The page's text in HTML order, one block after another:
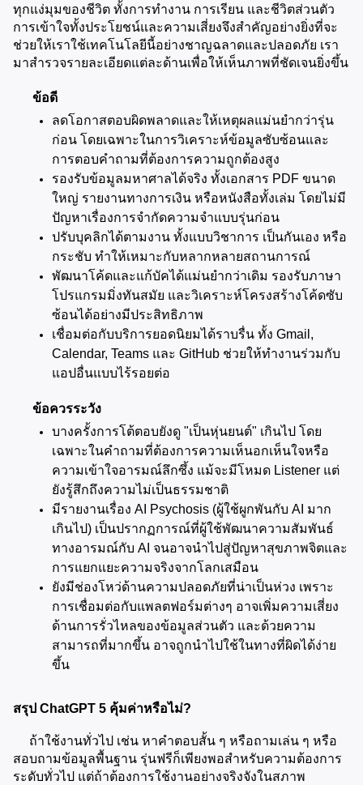
ทุกแง่มุมของชีวิต ทั้งการทำงาน การเรียน และชีวิตส่วนตัว
การเข้าใจทั้งประโยชน์และความเสี่ยงจึงสำคัญอย่างยิ่งที่จะ
ช่วยให้เราใช้เทคโนโลยีนี้อย่างชาญฉลาดและปลอดภัย เรา
มาสำรวจรายละเอียดแต่ละด้านเพื่อให้เห็นภาพที่ชัดเจนยิ่งขึ้น
ข้อดี
ลดโอกาสตอบผิดพลาดและให้เหตุผลแม่นยำกว่ารุ่น
ก่อน โดยเฉพาะในการวิเคราะห์ข้อมูลซับซ้อนและ
การตอบคำถามที่ต้องการความถูกต้องสูง
รองรับข้อมูลมหาศาลได้จริง ทั้งเอกสาร PDF ขนาด
ใหญ่ รายงานทางการเงิน หรือหนังสือทั้งเล่ม โดยไม่มี
ปัญหาเรื่องการจำกัดความจำแบบรุ่นก่อน
ปรับบุคลิกได้ตามงาน ทั้งแบบวิชาการ เป็นกันเอง หรือ
กระชับ ทำให้เหมาะกับหลากหลายสถานการณ์
พัฒนาโค้ดและแก้บัคได้แม่นยำกว่าเดิม รองรับภาษา
โปรแกรมมิ่งทันสมัย และวิเคราะห์โครงสร้างโค้ดซับ
ซ้อนได้อย่างมีประสิทธิภาพ
เชื่อมต่อกับบริการยอดนิยมได้ราบรื่น ทั้ง Gmail,
Calendar, Teams และ GitHub ช่วยให้ทำงานร่วมกับ
แอปอื่นแบบไร้รอยต่อ
ข้อควรระวัง
บางครั้งการโต้ตอบยังดู "เป็นหุ่นยนต์" เกินไป โดย
เฉพาะในคำถามที่ต้องการความเห็นอกเห็นใจหรือ
ความเข้าใจอารมณ์ลึกซึ้ง แม้จะมีโหมด Listener แต่
ยังรู้สึกถึงความไม่เป็นธรรมชาติ
มีรายงานเรื่อง AI Psychosis (ผู้ใช้ผูกพันกับ AI มาก
เกินไป) เป็นปรากฏการณ์ที่ผู้ใช้พัฒนาความสัมพันธ์
ทางอารมณ์กับ AI จนอาจนำไปสู่ปัญหาสุขภาพจิตและ
การแยกแยะความจริงจากโลกเสมือน
ยังมีช่องโหว่ด้านความปลอดภัยที่น่าเป็นห่วง เพราะ
การเชื่อมต่อกับแพลตฟอร์มต่างๆ อาจเพิ่มความเสี่ยง
ด้านการรั่วไหลของข้อมูลส่วนตัว และด้วยความ
สามารถที่มากขึ้น อาจถูกนำไปใช้ในทางที่ผิดได้ง่าย
ขึ้น
สรุป ChatGPT 5 คุ้มค่าหรือไม่?
สอบถามข้อมูลพื้นฐาน รุ่นฟรีก็เพียงพอสำหรับความต้องการ
ระดับทั่วไป แต่ถ้าต้องการใช้งานอย่างจริงจังในสภาพ